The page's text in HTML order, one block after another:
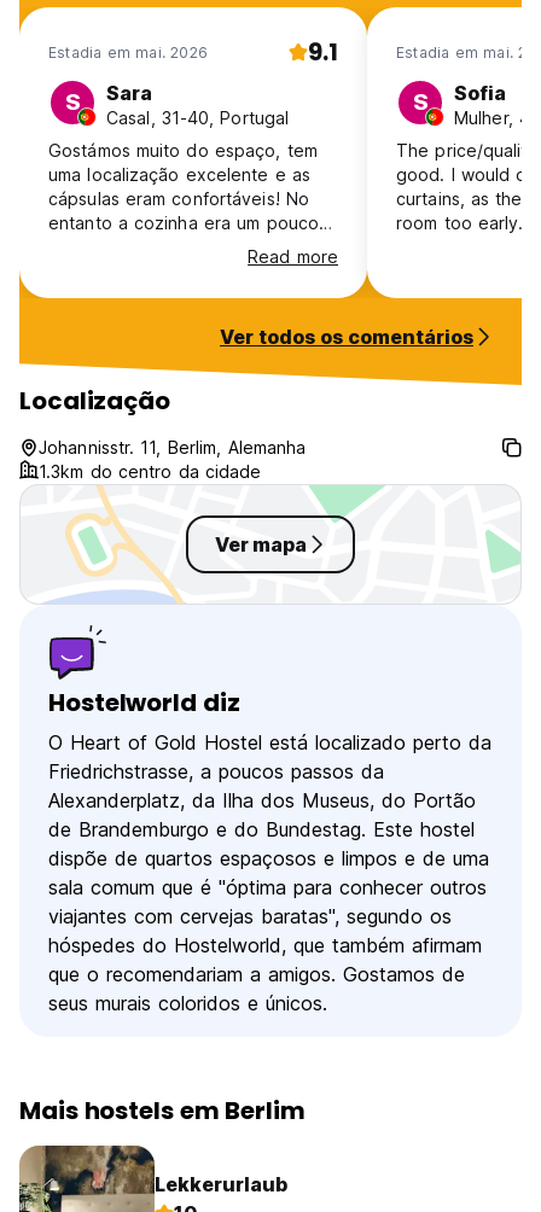
Estadia em mai. 2026 9.1
S Sara
Casal, 31-40, Portugal
Gostámos muito do espaço, tem
uma localização excelente e as
cápsulas eram confortáveis! No
entanto a cozinha era um pouco
limitada (pouca loiça e talheres).
Read more
Estadia em mai.
S Sofia
Mulher,
The price/
good. I would
curtains, as the
room too early.
Ver todos os comentários
Localização
Johannisstr. 11, Berlim, Alemanha
1.3km do centro da cidade
Ver mapa
Hostelworld diz
O Heart of Gold Hostel está localizado perto da
Friedrichstrasse, a poucos passos da
Alexanderplatz, da Ilha dos Museus, do Portão
de Brandemburgo e do Bundestag. Este hostel
dispõe de quartos espaçosos e limpos e de uma
sala comum que é "óptima para conhecer outros
viajantes com cervejas baratas", segundo os
hóspedes do Hostelworld, que também afirmam
que o recomendariam a amigos. Gostamos de
seus murais coloridos e únicos.
Mais hostels em Berlim
Lekkerurlaub